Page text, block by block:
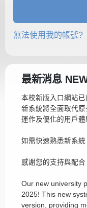
最新消息
本校新版入口網站
新系統將全面取代
運作及優化的用戶體
如需快速熟悉新系統
感謝您的支持與配合
Our new university
2025! This new
version, providing
無法使用我的帳號?